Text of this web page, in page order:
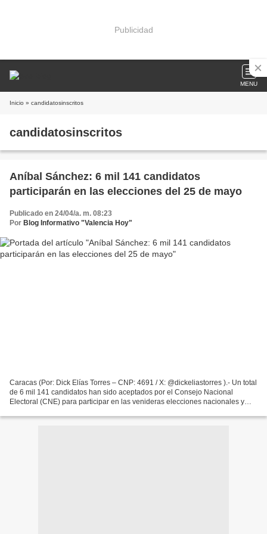
Publicidad
MENU
Inicio » candidatosinscritos
candidatosinscritos
Aníbal Sánchez: 6 mil 141 candidatos
participarán en las elecciones del 25 de mayo
Publicado en 24/04/a. m. 08:23
Por Blog Informativo "Valencia Hoy"
Caracas (Por: Dick Elías Torres – CNP: 4691 / X: @dickeliastorres ).- Un total
de 6 mil 141 candidatos han sido aceptados por el Consejo Nacional
Electoral (CNE) para participar en las venideras elecciones nacionales y